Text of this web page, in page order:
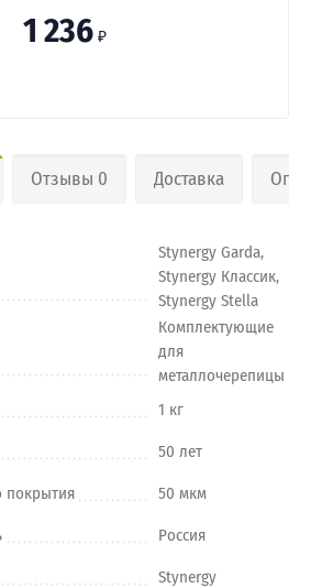
1 236 ₽
Отзывы 0 Доставка
Stynergy Garda,
Stynergy Классик,
Stynergy Stella
Комплектующие
для
металлочерепицы
1 кг
50 лет
покрытия 50 мкм
Россия
Stynergy